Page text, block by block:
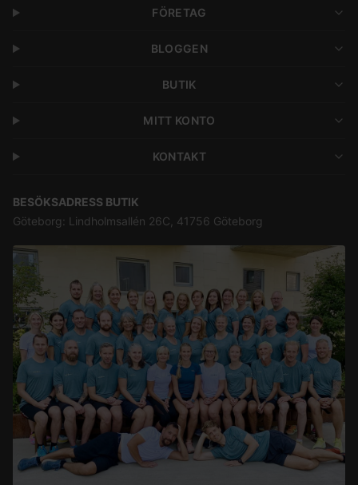
FÖRETAG
BLOGGEN
BUTIK
MITT KONTO
KONTAKT
BESÖKSADRESS BUTIK
Göteborg: Lindholmsallén 26C, 41756 Göteborg